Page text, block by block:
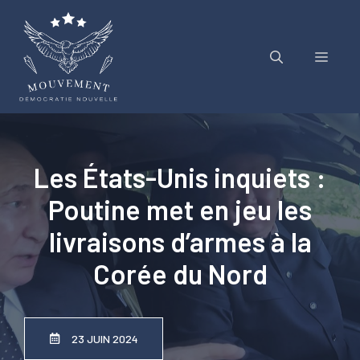
contenu
Menu
Les États-Unis inquiets :
Poutine met en jeu les
livraisons d’armes à la
Corée du Nord
23 JUIN 2024